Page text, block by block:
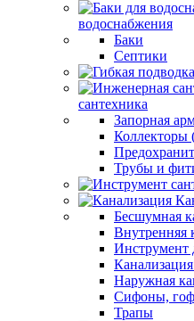
водоснабжения
Баки
Септики
сантехника
Запорная
Коллекторы
Трубы и
Бесшумная
Внутренняя
Инструмент
Наружная
Сифоны,
Трапы